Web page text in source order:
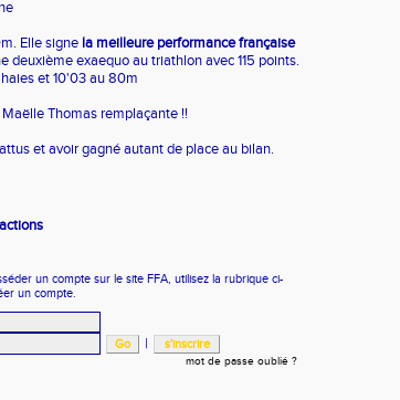
Elle signe la meilleure performance française
deuxième exaequo au triathlon avec 115 points.
et10'03 au 80m
Thomas remplaçante !!
et avoir gagné autant de place au bilan.
un compte sur le site FFA, utilisez la rubrique ci-
un compte.
|
mot de passe oublié ?